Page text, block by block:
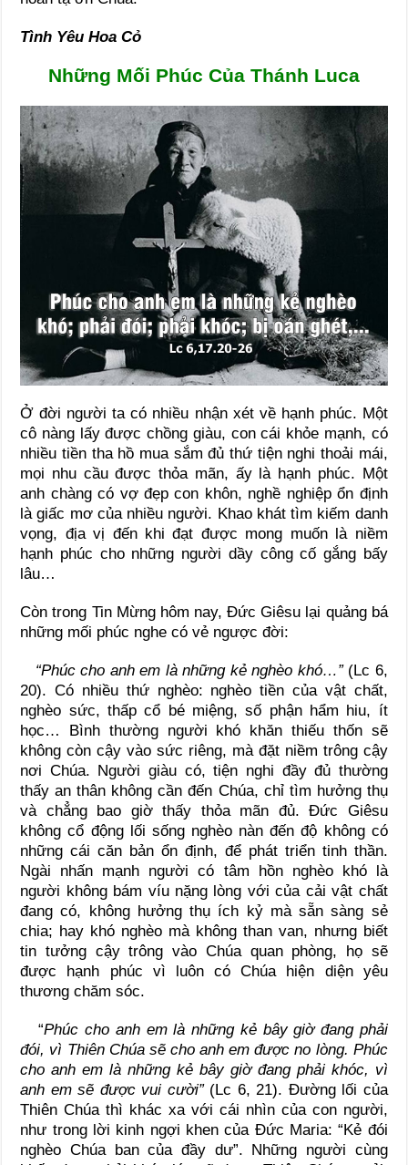
Tình Yêu Hoa Cỏ
Những Mối Phúc Của Thánh Luca
Ở đời người ta có nhiều nhận xét về hạnh phúc. Một
cô nàng lấy được chồng giàu, con cái khỏe mạnh, có
nhiều tiền tha hồ mua sắm đủ thứ tiện nghi thoải mái,
mọi nhu cầu được thỏa mãn, ấy là hạnh phúc. Một
anh chàng có vợ đẹp con khôn, nghề nghiệp ổn định
là giấc mơ của nhiều người. Khao khát tìm kiếm danh
vọng, địa vị đến khi đạt được mong muốn là niềm
hạnh phúc cho những người dầy công cố gắng bấy
lâu…
Còn trong Tin Mừng hôm nay, Đức Giêsu lại quảng bá
những mối phúc nghe có vẻ ngược đời:
“Phúc cho anh em là những kẻ nghèo khó…” (Lc 6,
20). Có nhiều thứ nghèo: nghèo tiền của vật chất,
nghèo sức, thấp cổ bé miệng, số phận hẩm hiu, ít
học… Bình thường người khó khăn thiếu thốn sẽ
không còn cậy vào sức riêng, mà đặt niềm trông cậy
nơi Chúa. Người giàu có, tiện nghi đầy đủ thường
thấy an thân không cần đến Chúa, chỉ tìm hưởng thụ
và chẳng bao giờ thấy thỏa mãn đủ. Đức Giêsu
không cổ động lối sống nghèo nàn đến độ không có
những cái căn bản ổn định, để phát triển tinh thần.
Ngài nhấn mạnh người có tâm hồn nghèo khó là
người không bám víu nặng lòng với của cải vật chất
đang có, không hưởng thụ ích kỷ mà sẵn sàng sẻ
chia; hay khó nghèo mà không than van, nhưng biết
tin tưởng cậy trông vào Chúa quan phòng, họ sẽ
được hạnh phúc vì luôn có Chúa hiện diện yêu
thương chăm sóc.
“Phúc cho anh em là những kẻ bây giờ đang phải
đói, vì Thiên Chúa sẽ cho anh em được no lòng. Phúc
cho anh em là những kẻ bây giờ đang phải khóc, vì
anh em sẽ được vui cười” (Lc 6, 21). Đường lối của
Thiên Chúa thì khác xa với cái nhìn của con người,
như trong lời kinh ngợi khen của Đức Maria: “Kẻ đói
nghèo Chúa ban của đầy dư”. Những người cùng